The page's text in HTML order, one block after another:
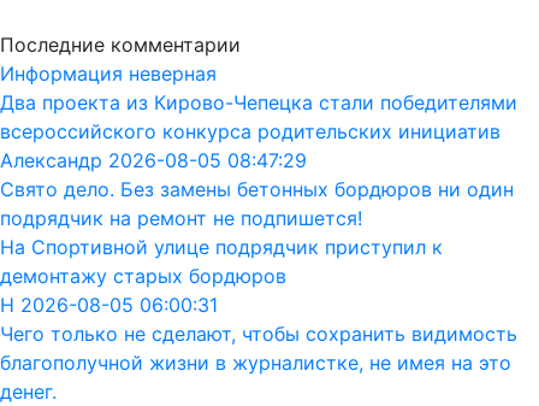
Последние комментарии
Информация неверная
Два проекта из Кирово-Чепецка стали победителями
всероссийского конкурса родительских инициатив
Александр 2026-08-05 08:47:29
Свято дело. Без замены бетонных бордюров ни один
подрядчик на ремонт не подпишется!
На Спортивной улице подрядчик приступил к
демонтажу старых бордюров
Н 2026-08-05 06:00:31
Чего только не сделают, чтобы сохранить видимость
благополучной жизни в журналистке, не имея на это
денег.